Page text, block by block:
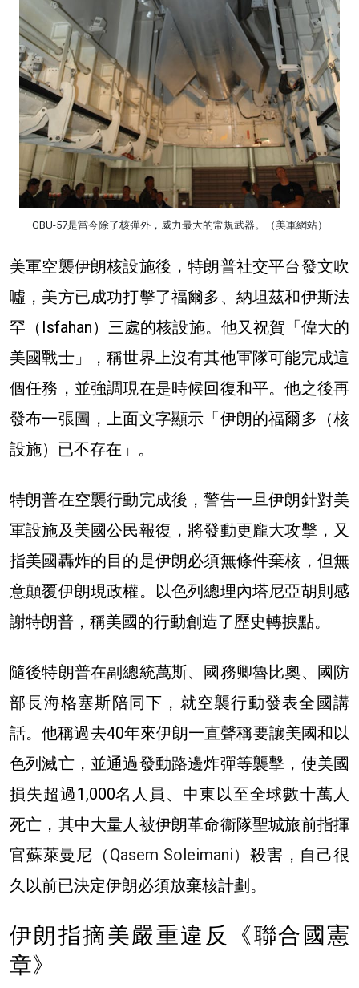
GBU-57是當今除了核彈外，威力最大的常規武器。（美軍網站）
美軍空襲伊朗核設施後，特朗普社交平台發文吹
噓，美方已成功打擊了福爾多、納坦茲和伊斯法
罕（Isfahan）三處的核設施。他又祝賀「偉大的
美國戰士」，稱世界上沒有其他軍隊可能完成這
個任務，並強調現在是時候回復和平。他之後再
發布一張圖，上面文字顯示「伊朗的福爾多（核
設施）已不存在」。
特朗普在空襲行動完成後，警告一旦伊朗針對美
軍設施及美國公民報復，將發動更龐大攻擊，又
指美國轟炸的目的是伊朗必須無條件棄核，但無
意顛覆伊朗現政權。以色列總理內塔尼亞胡則感
謝特朗普，稱美國的行動創造了歷史轉捩點。
隨後特朗普在副總統萬斯、國務卿魯比奧、國防
部長海格塞斯陪同下，就空襲行動發表全國講
話。他稱過去40年來伊朗一直聲稱要讓美國和以
色列滅亡，並通過發動路邊炸彈等襲擊，使美國
損失超過1,000名人員、中東以至全球數十萬人
死亡，其中大量人被伊朗革命衞隊聖城旅前指揮
官蘇萊曼尼（ Qasem Soleimani）殺害，自己很
久以前已決定伊朗必須放棄核計劃。
伊朗指摘美嚴重違反《聯合國憲
章》